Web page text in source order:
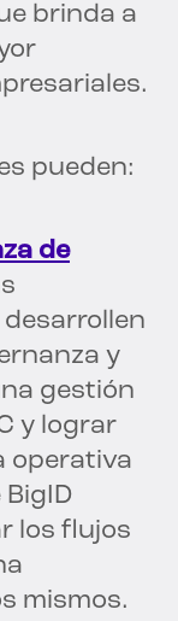
brinda a
pueden:
de
y
gestión
y lograr
operativa
los flujos
mismos.